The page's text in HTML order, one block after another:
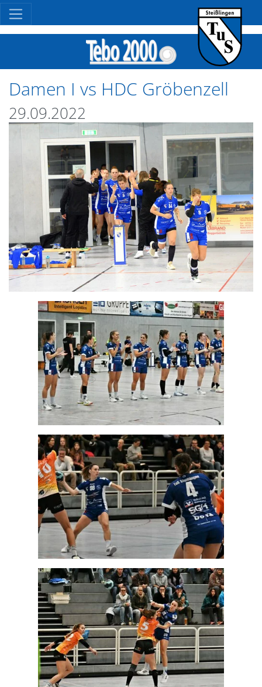
Damen I vs HDC Gröbenzell
29.09.2022